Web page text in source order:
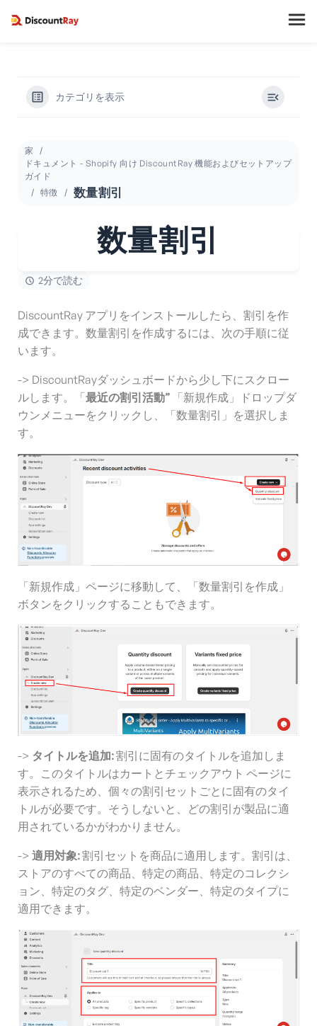
カテゴリを表示
家
ドキュメント - Shopify 向け DiscountRay 機能およびセットアップ
ガイド
特徴
数量割引
数量割引
2分で読む
DiscountRay アプリをインストールしたら、割引を作
成できます。数量割引を作成するには、次の手順に従
います。
-> DiscountRayダッシュボードから少し下にスクロー
ルします。「最近の割引活動” 「新規作成」ドロップダ
ウンメニューをクリックし、「数量割引」を選択しま
す。
「新規作成」ページに移動して、「数量割引を作成」
ボタンをクリックすることもできます。
-> タイトルを追加:割引に固有のタイトルを追加しま
す。このタイトルはカートとチェックアウト ページに
表示されるため、個々の割引セットごとに固有のタイ
トルが必要です。そうしないと、どの割引が製品に適
用されているかがわかりません。
-> 適用対象:割引セットを商品に適用します。割引は、
ストアのすべての商品、特定の商品、特定のコレクシ
ョン、特定のタグ、特定のベンダー、特定のタイプに
適用できます。